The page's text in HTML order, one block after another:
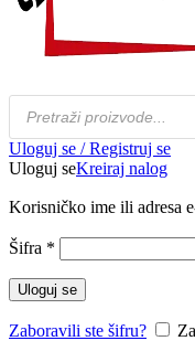
Products
search
Uloguj se / Registruj se
Uloguj seKreiraj nalog
Korisničko ime ili adresa
Šifra *
Uloguj se
Zaboravili ste šifru?